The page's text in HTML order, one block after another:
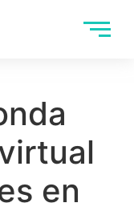
en